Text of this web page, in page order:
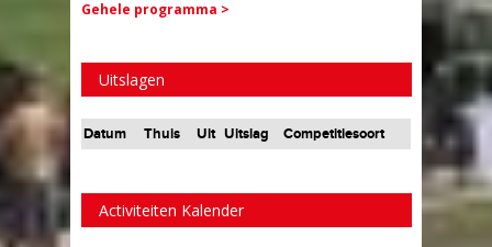
Gehele programma >
Uitslagen
Datum Thuis Uit Uitslag Competitiesoort
Activiteiten Kalender